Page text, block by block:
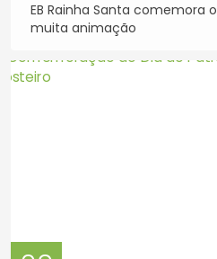
EB Rainha Santa comemora
muita animação